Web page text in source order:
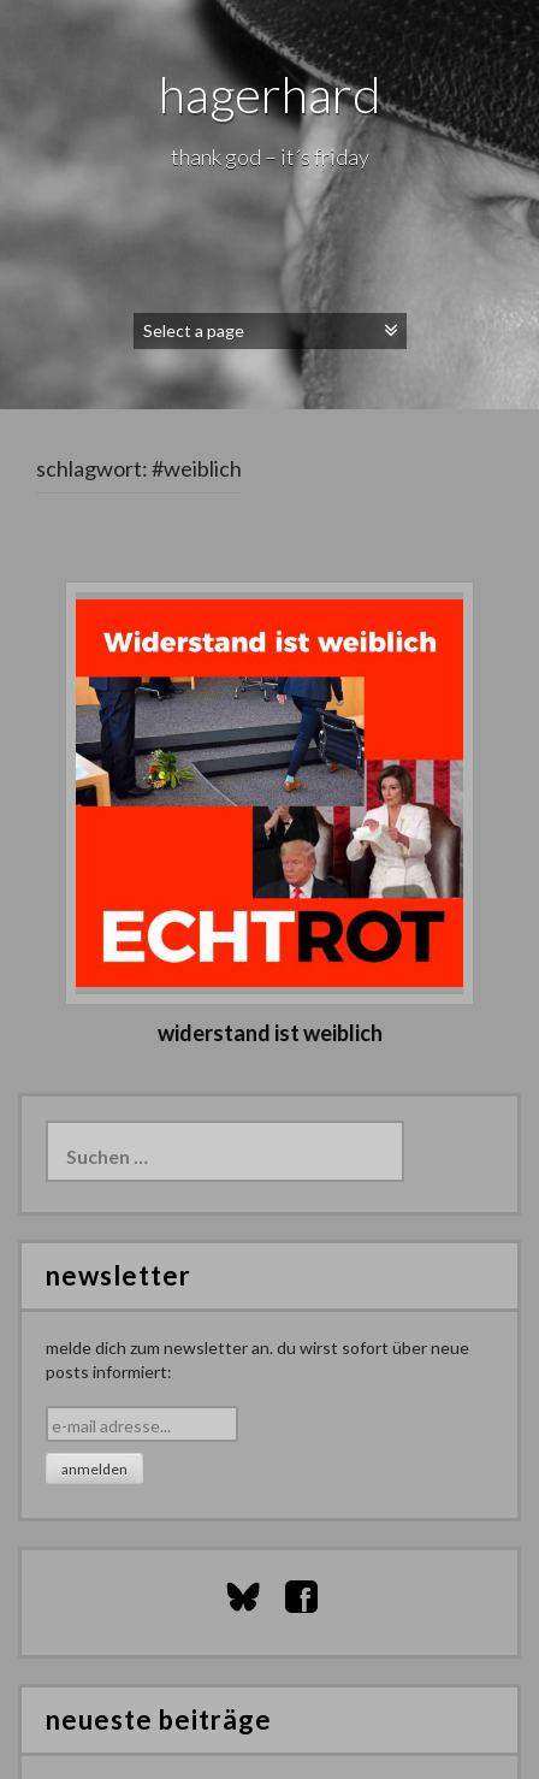
hagerhard
thank god – it´s friday
schlagwort:#weiblich
widerstand ist weiblich
newsletter
melde dich zum newsletter an. du wirst sofort über neue
posts informiert:
neueste beiträge